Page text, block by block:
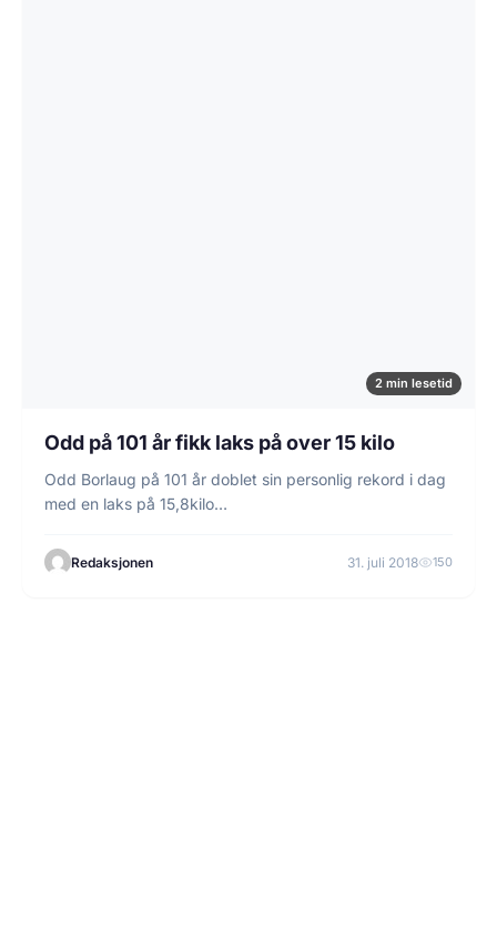
2 min lesetid
Odd på 101 år fikk laks på over 15 kilo
Odd Borlaug på 101 år doblet sin personlig rekord i dag
med en laks på 15,8kilo…
Redaksjonen 31. juli 2018 150